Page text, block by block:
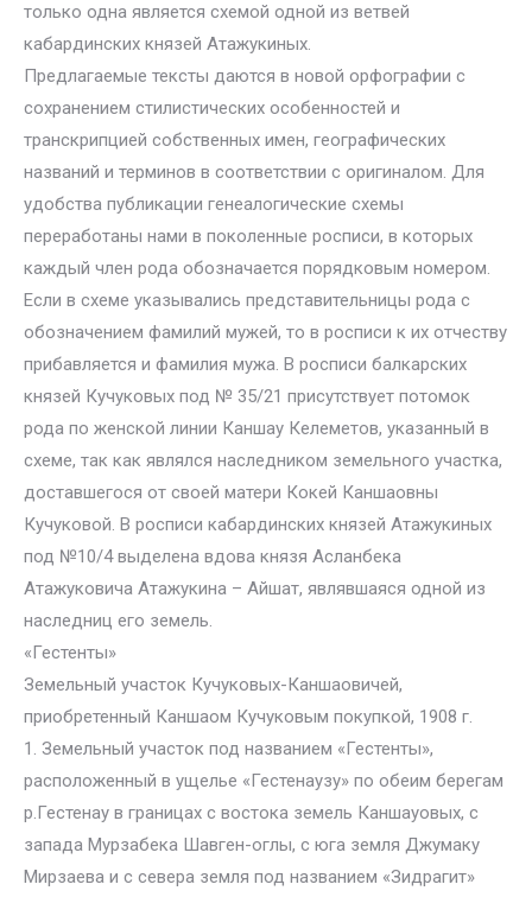
только одна является схемой одной из ветвей
кабардинских князей Атажукиных.
Предлагаемые тексты даются в новой орфографии с
сохранением стилистических особенностей и
транскрипцией собственных имен, географических
названий и терминов в соответствии с оригиналом. Для
удобства публикации генеалогические схемы
переработаны нами в поколенные росписи, в которых
каждый член рода обозначается порядковым номером.
Если в схеме указывались представительницы рода с
обозначением фамилий мужей, то в росписи к их отчеству
прибавляется и фамилия мужа. В росписи балкарских
князей Кучуковых под № 35/21 присутствует потомок
рода по женской линии Каншау Келеметов, указанный в
схеме, так как являлся наследником земельного участка,
доставшегося от своей матери Кокей Каншаовны
Кучуковой. В росписи кабардинских князей Атажукиных
под №10/4 выделена вдова князя Асланбека
Атажуковича Атажукина – Айшат, являвшаяся одной из
наследниц его земель.
«Гестенты»
Земельный участок Кучуковых-Каншаовичей,
приобретенный Каншаом Кучуковым покупкой, 1908 г.
1. Земельный участок под названием «Гестенты»,
расположенный в ущелье «Гестенаузу» по обеим берегам
р.Гестенау в границах с востока земель Каншауовых, с
запада Мурзабека Шавген-оглы, с юга земля Джумаку
Мирзаева и с севера земля под названием «Зидрагит»